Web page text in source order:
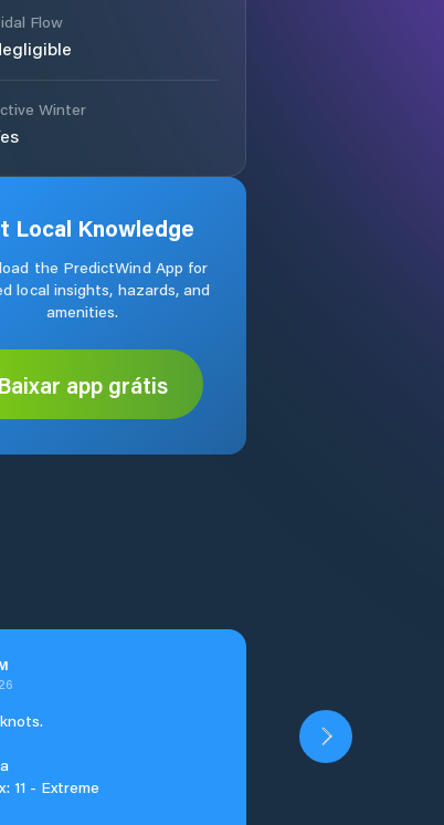
Flow
Winter
Local Knowledge
the PredictWind App for
local insights, hazards, and
amenities.
Baixar app grátis
11 - Extreme